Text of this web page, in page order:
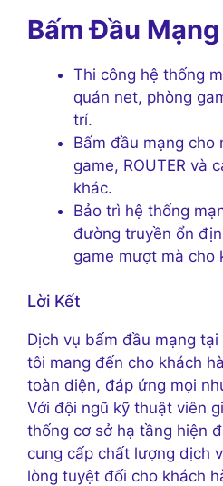
Bấm Đầu
Thi công hệ thống
quán net, phòng
trí.
Bấm đầu mạng cho
game, ROUTER và
khác.
Bảo trì hệ thống
đường truyền ổn
game mượt mà cho
Lời Kết
Dịch vụ bấm đầu mạng tại
tôi mang đến cho khách
toàn diện, đáp ứng mọi
Với đội ngũ kỹ thuật viên
thống cơ sở hạ tầng hiện
cung cấp chất lượng dịch
lòng tuyệt đối cho khách